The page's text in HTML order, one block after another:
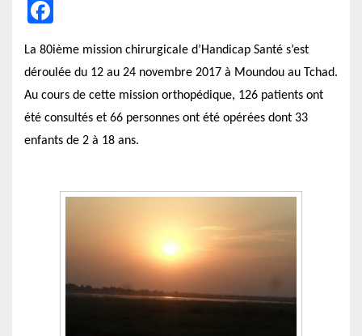
a
c
e
b
o
k
La 80ième mission chirurgicale d’Handicap Santé s’est
déroulée du 12 au 24 novembre 2017 à Moundou au Tchad.
Au cours de cette mission orthopédique, 126 patients ont
été consultés et 66 personnes ont été opérées dont 33
enfants de 2 à 18 ans.